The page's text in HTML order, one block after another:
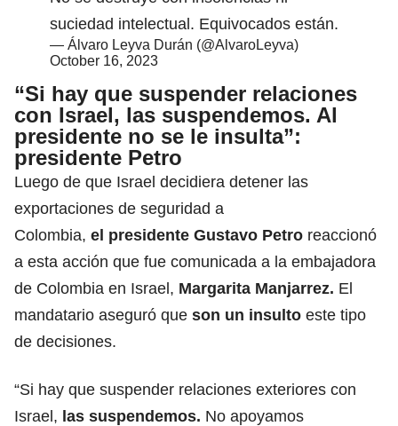
suciedad intelectual. Equivocados están.
— Álvaro Leyva Durán (@AlvaroLeyva)
October 16, 2023
“Si hay que suspender relaciones
con Israel, las suspendemos. Al
presidente no se le insulta”:
presidente Petro
Luego de que Israel decidiera detener las
exportaciones de seguridad a
Colombia, el presidente Gustavo Petro reaccionó
a esta acción que fue comunicada a la embajadora
de Colombia en Israel, Margarita Manjarrez. El
mandatario aseguró que son un insulto este tipo
de decisiones.
“Si hay que suspender relaciones exteriores con
Israel, las suspendemos. No apoyamos